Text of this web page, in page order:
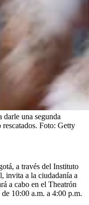
darle una segunda
Foto: Getty
a través del Instituto
invita a la ciudadanía a
a cabo en el Theatrón
10:00 a.m. a 4:00 p.m.